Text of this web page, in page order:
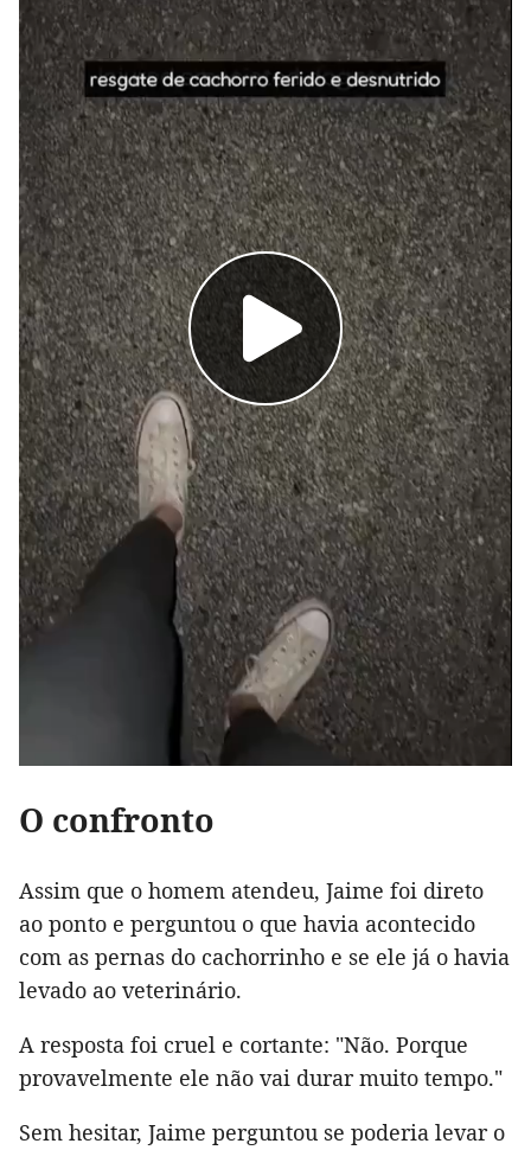
O confronto
Assim que o homem atendeu, Jaime foi direto
ao ponto e perguntou o que havia acontecido
com as pernas do cachorrinho e se ele já o havia
levado ao veterinário.
A resposta foi cruel e cortante: "Não. Porque
provavelmente ele não vai durar muito tempo."
Sem hesitar, Jaime perguntou se poderia levar o